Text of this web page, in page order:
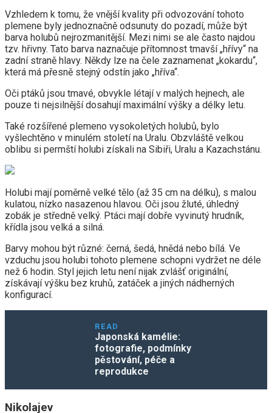
Vzhledem k tomu, že vnější kvality při odvozování tohoto
plemene byly jednoznačně odsunuty do pozadí, může být
barva holubů nejrozmanitější. Mezi nimi se ale často najdou
tzv. hřivny. Tato barva naznačuje přítomnost tmavší „hřívy“ na
zadní straně hlavy. Někdy lze na čele zaznamenat „kokardu“,
která má přesně stejný odstín jako „hříva“.
Oči ptáků jsou tmavé, obvykle létají v malých hejnech, ale
pouze ti nejsilnější dosahují maximální výšky a délky letu.
Také rozšířené plemeno vysokoletých holubů, bylo
vyšlechtěno v minulém století na Uralu. Obzvláště velkou
oblibu si permští holubi získali na Sibiři, Uralu a Kazachstánu.
Holubi mají poměrně velké tělo (až 35 cm na délku), s malou
kulatou, nízko nasazenou hlavou. Oči jsou žluté, úhledný
zobák je středně velký. Ptáci mají dobře vyvinutý hrudník,
křídla jsou velká a silná.
Barvy mohou být různé: černá, šedá, hnědá nebo bílá. Ve
vzduchu jsou holubi tohoto plemene schopni vydržet ne déle
než 6 hodin. Styl jejich letu není nijak zvlášť originální,
získávají výšku bez kruhů, zatáček a jiných nádherných
konfigurací.
READ
Japonská kamélie:
fotografie, podmínky
pěstování, péče a
reprodukce
Nikolajev